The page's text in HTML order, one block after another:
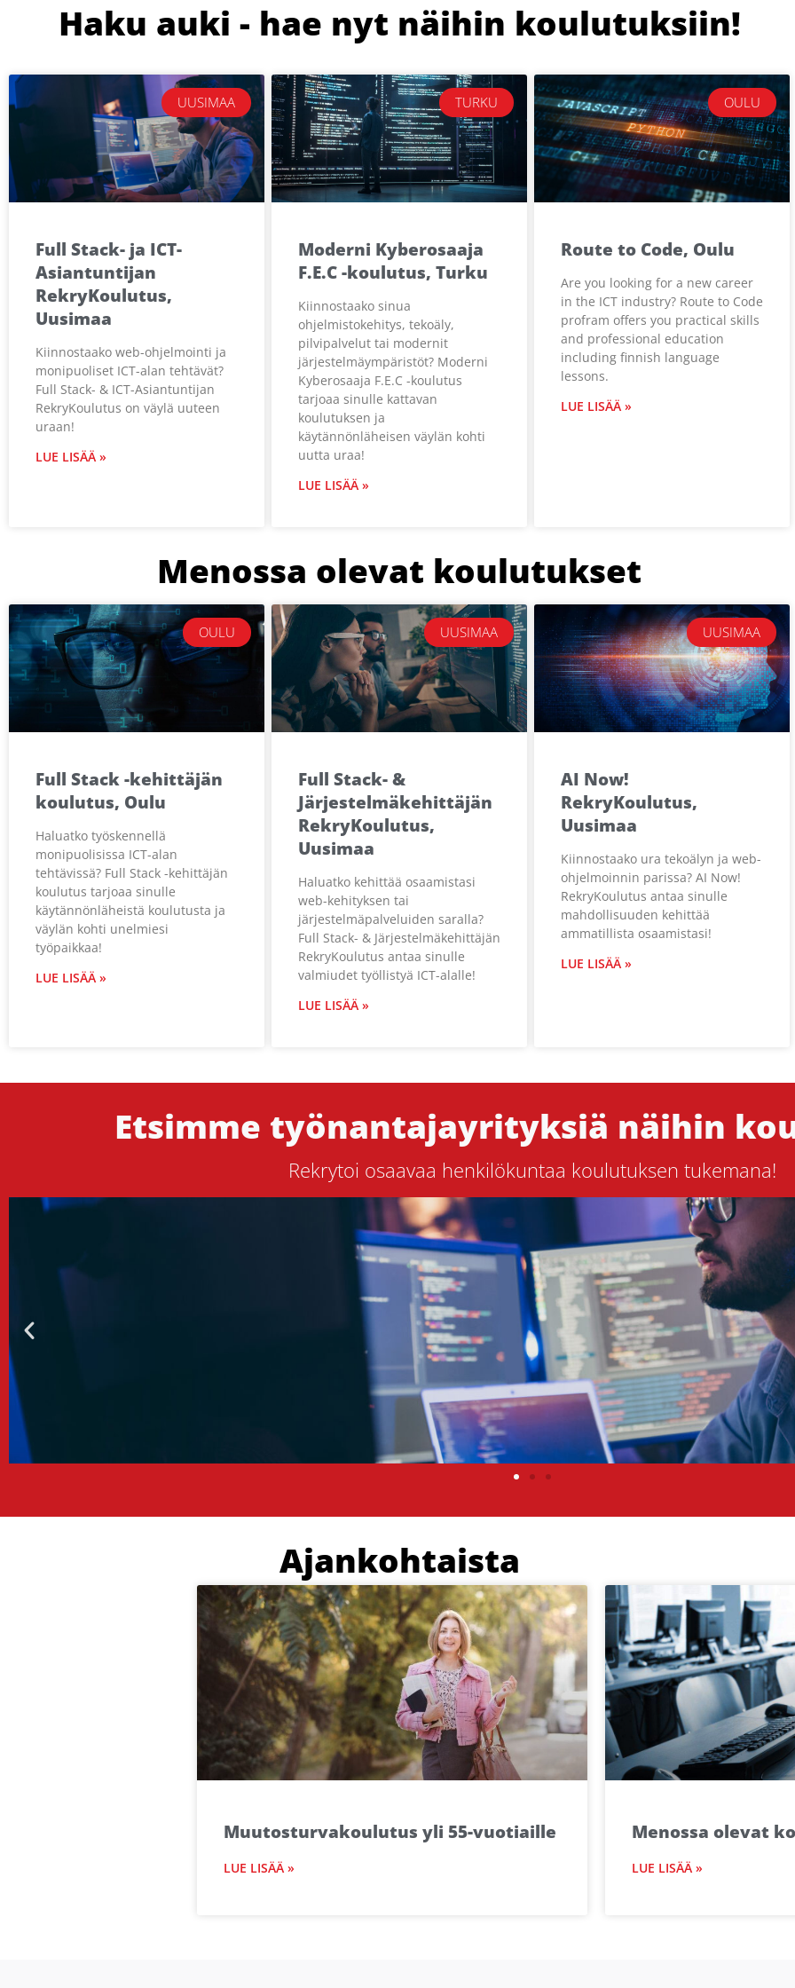
Haku auki - hae nyt näihin koulutuksiin!
UUSIMAA
Full Stack- ja ICT-
Asiantuntijan
RekryKoulutus,
Uusimaa
Kiinnostaako web-ohjelmointi ja
monipuoliset ICT-alan tehtävät?
Full Stack- & ICT-Asiantuntijan
RekryKoulutus on väylä uuteen
uraan!
LUE LISÄÄ »
TURKU
Moderni Kyberosaaja
F.E.C -koulutus, Turku
Kiinnostaako sinua
ohjelmistokehitys, tekoäly,
pilvipalvelut tai modernit
järjestelmäympäristöt? Moderni
Kyberosaaja F.E.C -koulutus
tarjoaa sinulle kattavan
koulutuksen ja
käytännönläheisen väylän kohti
uutta uraa!
LUE LISÄÄ »
OULU
Route to Code, Oulu
Are you looking for a new career
in the ICT industry? Route to Code
profram offers you practical skills
and professional education
including finnish language
lessons.
LUE LISÄÄ »
Menossa olevat koulutukset
OULU
Full Stack -kehittäjän
koulutus, Oulu
Haluatko työskennellä
monipuolisissa ICT-alan
tehtävissä? Full Stack -kehittäjän
koulutus tarjoaa sinulle
käytännönläheistä koulutusta ja
väylän kohti unelmiesi
työpaikkaa!
LUE LISÄÄ »
UUSIMAA
Full Stack- &
Järjestelmäkehittäjän
RekryKoulutus,
Uusimaa
Haluatko kehittää osaamistasi
web-kehityksen tai
järjestelmäpalveluiden saralla?
Full Stack- & Järjestelmäkehittäjän
RekryKoulutus antaa sinulle
valmiudet työllistyä ICT-alalle!
LUE LISÄÄ »
UUSIMAA
AI Now!
RekryKoulutus,
Uusimaa
Kiinnostaako ura tekoälyn ja web-
ohjelmoinnin parissa? AI Now!
RekryKoulutus antaa sinulle
mahdollisuuden kehittää
ammatillista osaamistasi!
LUE LISÄÄ »
Etsimme työnantajayrityksiä näihin
Rekrytoi osaavaa henkilökuntaa koulutuksen tukemana!
Route to Code, Oulu
Löydä yritykseesi uusia ICT-osaajia!
Lue lisää
Ajankohtaista
Muutosturvakoulutus yli 55-vuotiaille
LUE LISÄÄ »
Menossa olevat
LUE LISÄÄ »